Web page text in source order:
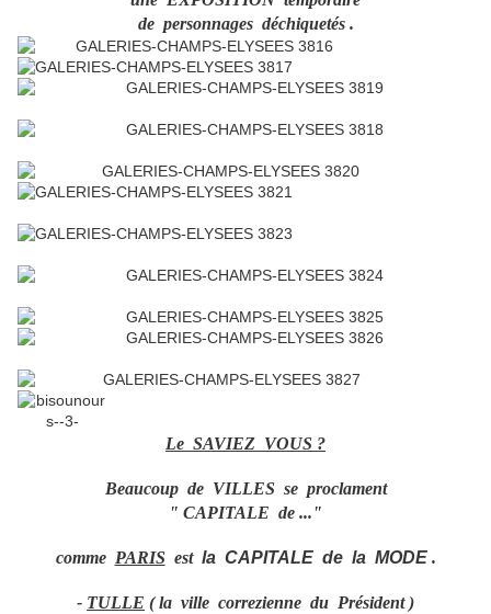
de personnages déchiquetés .
Le SAVIEZ VOUS ?
Beaucoup de VILLES se proclament
" CAPITALE de ..."
comme PARISest la CAPITALE de la MODE.
- TULLE ( la ville correzienne du Président )